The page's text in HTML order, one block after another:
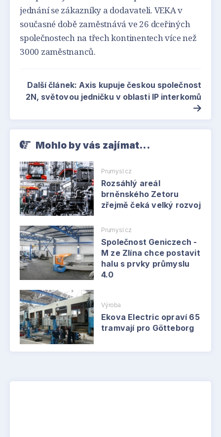
jednání se zákazníky a dodavateli. VEKA v
současné době zaměstnává ve 26 dceřiných
společnostech na třech kontinentech více než
3000 zaměstnanců.
Další článek: Axis kupuje českou společnost
2N, světovou jedničku v oblasti IP interkomů
Mohlo by vás zajímat...
Prumysl.cz
Rozsáhlý areál
brněnského Zetoru
zřejmě čeká velký rozvoj
Prumysl.cz
Společnost Geniczech -
M ze Zlína chce postavit
halu s prvky průmyslu
4.0
Výroba
Ekova Electric opraví 65
tramvají pro Götteborg